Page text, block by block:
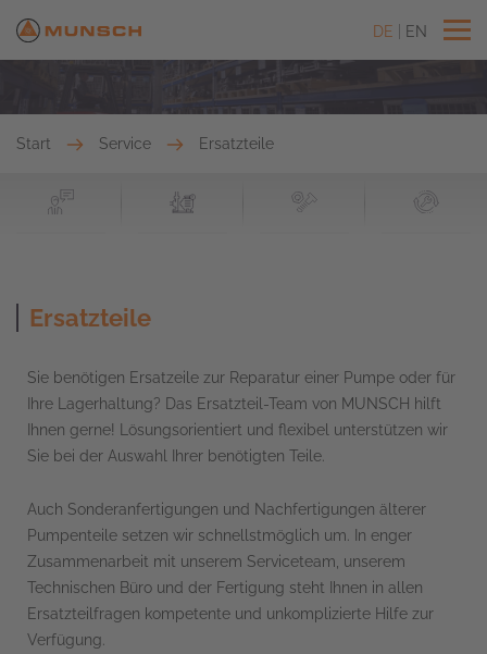
DE EN
Start Service Ersatzteile
Ersatzteile
Sie benötigen Ersatzeile zur Reparatur einer Pumpe oder für
Ihre Lagerhaltung? Das Ersatzteil-Team von MUNSCH hilft
Ihnen gerne! Lösungsorientiert und flexibel unterstützen wir
Sie bei der Auswahl Ihrer benötigten Teile.
Auch Sonderanfertigungen und Nachfertigungen älterer
Pumpenteile setzen wir schnellstmöglich um. In enger
Zusammenarbeit mit unserem Serviceteam, unserem
Technischen Büro und der Fertigung steht Ihnen in allen
Ersatzteilfragen kompetente und unkomplizierte Hilfe zur
Verfügung.